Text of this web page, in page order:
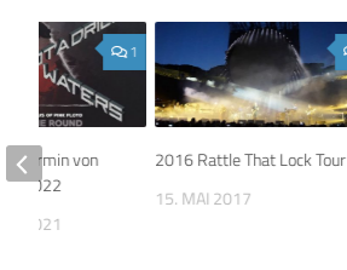
2016 Rattle That Lock Tour
15. MAI 2017
1
von
2022
2021